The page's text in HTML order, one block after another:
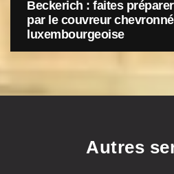
Beckerich : faites
par le couvreur
luxembourgeoise
Autres